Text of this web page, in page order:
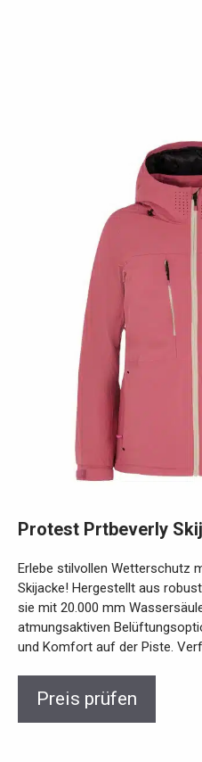
Protest Prtbeverly
Erlebe stilvollen Wetterschutz
Skijacke! Hergestellt aus
sie mit 20.000 mm
atmungsaktiven
und Komfort auf der Piste.
Preis prüfen